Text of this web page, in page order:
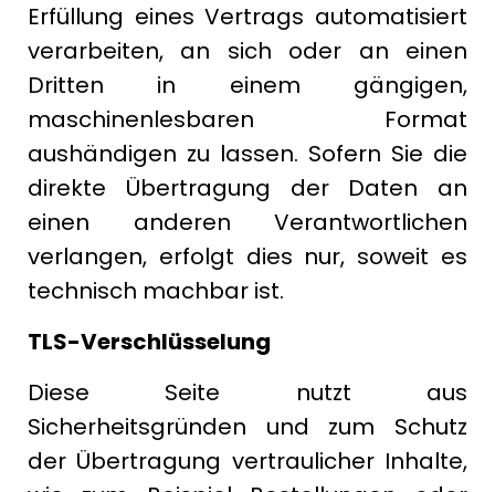
Erfüllung eines Vertrags automatisiert
verarbeiten, an sich oder an einen
Dritten in einem gängigen,
maschinenlesbaren Format
aushändigen zu lassen. Sofern Sie die
direkte Übertragung der Daten an
einen anderen Verantwortlichen
verlangen, erfolgt dies nur, soweit es
technisch machbar ist.
TLS-Verschlüsselung
Diese Seite nutzt aus
Sicherheitsgründen und zum Schutz
der Übertragung vertraulicher Inhalte,